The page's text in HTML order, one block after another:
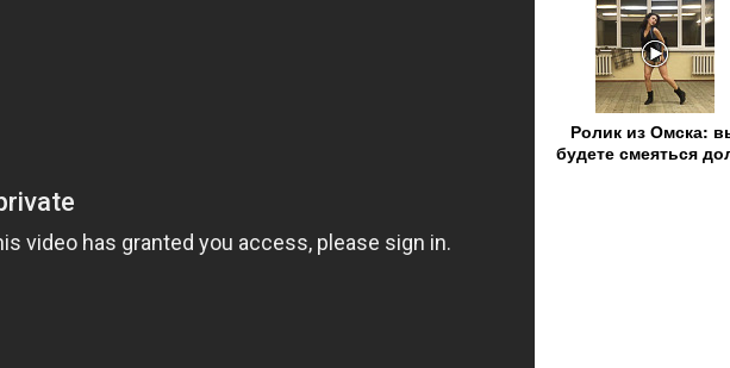
Ролик из Омска:
будете смеяться